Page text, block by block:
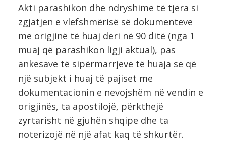
Akti parashikon dhe ndryshime të tjera si
zgjatjen e vlefshmërisë së dokumenteve
me origjinë të huaj deri në 90 ditë (nga 1
muaj që parashikon ligji aktual), pas
ankesave të sipërmarrjeve të huaja se që
një subjekt i huaj të pajiset me
dokumentacionin e nevojshëm në vendin e
origjinës, ta apostilojë, përkthejë
zyrtarisht në gjuhën shqipe dhe ta
noterizojë në një afat kaq të shkurtër.